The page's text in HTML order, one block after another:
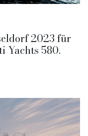
2023 für
Yachts 580.